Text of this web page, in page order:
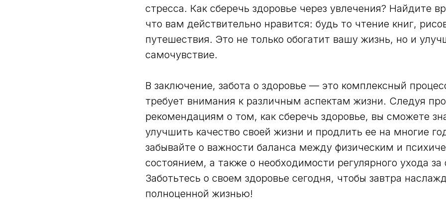
стресса. Как сберечь здоровье через увлечения? Найдите
что вам действительно нравится: будь то чтение книг,
путешествия. Это не только обогатит вашу жизнь, но и
самочувствие.
В заключение, забота о здоровье — это комплексный
требует внимания к различным аспектам жизни. Следуя
рекомендациям о том, как сберечь здоровье, вы сможете
улучшить качество своей жизни и продлить ее на многие
забывайте о важности баланса между физическим и
состоянием, а также о необходимости регулярного ухода за
Заботьтесь о своем здоровье сегодня, чтобы завтра
полноценной жизнью!
Гормоны
Генная инженерия
Биохакинг
Восприятие
Ментальное
инженерия
Экологичность
Управление сном
Социальные сети
Навигация Полезная информация
О компании
Уникальность
Исследования